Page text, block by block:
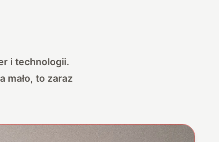
i technologii.
mało, to zaraz